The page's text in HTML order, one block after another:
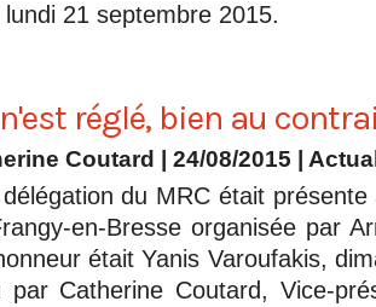
21 septembre 2015.
réglé, bien au
Coutard | 24/08/2015
du MRC était
en-Bresse organisée par
était Yanis Varoufakis,
par Catherine Coutard, Vice-